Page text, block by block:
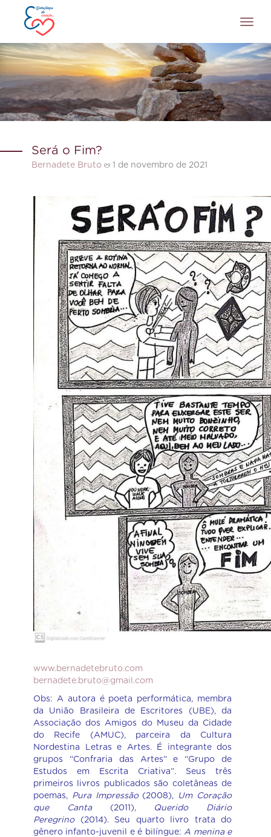
Será o Fim?
Bernadete Bruto 1 de novembro de 2021
www.bernadetebruto.com
bernadete.bruto@gmail.com
Obs: A autora é poeta performática, membra
da União Brasileira de Escritores (UBE), da
Associação dos Amigos do Museu da Cidade
do Recife (AMUC), parceira da Cultura
Nordestina Letras e Artes. É integrante dos
grupos “Confraria das Artes” e “Grupo de
Estudos em Escrita Criativa”. Seus três
primeiros livros publicados são coletâneas de
poemas, Pura Impressão(2008),
Um Coração
que Canta(2011),
Querido Diário
Peregrino(2014). Seu quarto livro trata do
gênero infanto-juvenil e é bilíngue: A menina e